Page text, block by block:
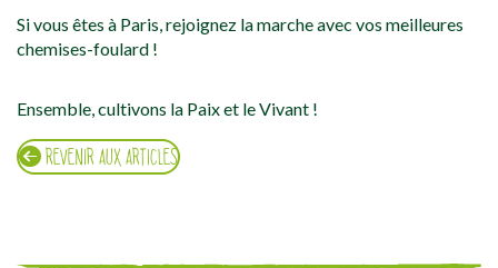
Si vous êtes à Paris, rejoignez la marche avec vos meilleures
chemises-foulard !
Ensemble, cultivons la Paix et le Vivant !
REVENIR AUX ARTICLES